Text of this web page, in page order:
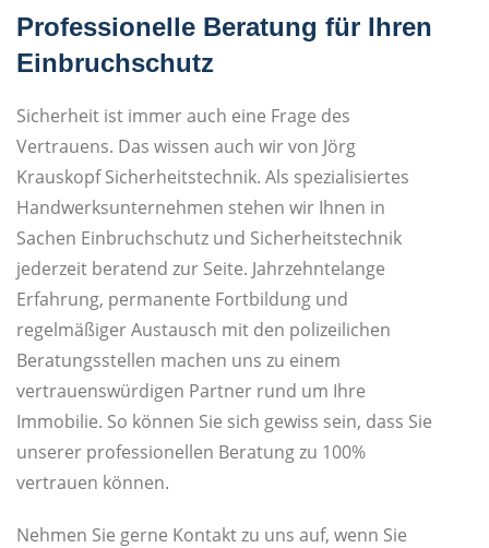
Professionelle Beratung für Ihren
Einbruchschutz
Sicherheit ist immer auch eine Frage des
Vertrauens. Das wissen auch wir von Jörg
Krauskopf Sicherheitstechnik. Als spezialisiertes
Handwerksunternehmen stehen wir Ihnen in
Sachen Einbruchschutz und Sicherheitstechnik
jederzeit beratend zur Seite. Jahrzehntelange
Erfahrung, permanente Fortbildung und
regelmäßiger Austausch mit den polizeilichen
Beratungsstellen machen uns zu einem
vertrauenswürdigen Partner rund um Ihre
Immobilie. So können Sie sich gewiss sein, dass Sie
unserer professionellen Beratung zu 100%
vertrauen können.
Nehmen Sie gerne Kontakt zu uns auf, wenn Sie